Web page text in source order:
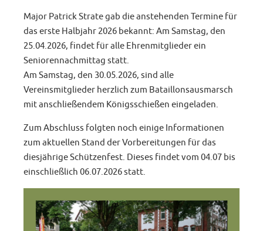
Major Patrick Strate gab die anstehenden Termine für
das erste Halbjahr 2026 bekannt: Am Samstag, den
25.04.2026, findet für alle Ehrenmitglieder ein
Seniorennachmittag statt.
Am Samstag, den 30.05.2026, sind alle
Vereinsmitglieder herzlich zum Bataillonsausmarsch
mit anschließendem Königsschießen eingeladen.
Zum Abschluss folgten noch einige Informationen
zum aktuellen Stand der Vorbereitungen für das
diesjährige Schützenfest. Dieses findet vom 04.07 bis
einschließlich 06.07.2026 statt.